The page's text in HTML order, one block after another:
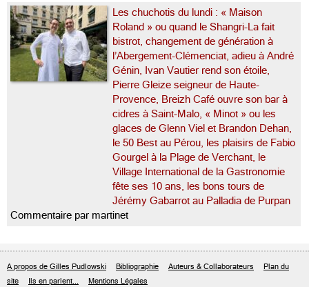
Les chuchotis du lundi : « Maison
Roland » ou quand le Shangri-La fait
bistrot, changement de génération à
l’Abergement-Clémenciat, adieu à André
Génin, Ivan Vautier rend son étoile,
Pierre Gleize seigneur de Haute-
Provence, Breizh Café ouvre son bar à
cidres à Saint-Malo, « Minot » ou les
glaces de Glenn Viel et Brandon Dehan,
le 50 Best au Pérou, les plaisirs de Fabio
Gourgel à la Plage de Verchant, le
Village International de la Gastronomie
fête ses 10 ans, les bons tours de
Jérémy Gabarrot au Palladia de Purpan
Commentaire par martinet
A propos de Gilles Pudlowski Bibliographie Auteurs & Collaborateurs
Plan du
site
Ils en parlent... Mentions Légales